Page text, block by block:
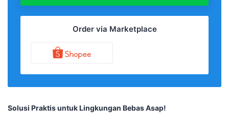
Order via Marketplace
Solusi Praktis untuk Lingkungan Bebas Asap!